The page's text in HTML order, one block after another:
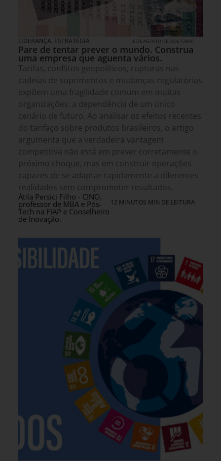
LIDERANÇA, ESTRATÉGIA 6 DE AGOSTO DE 2026 17H00
Pare de tentar prever o mundo. Construa
uma empresa que aguenta vários.
Tarifas, conflitos geopolíticos, rupturas nas
cadeias de suprimentos e mudanças regulatórias
expõem uma fragilidade comum em muitas
organizações: a dependência de um único
cenário de futuro. Ao analisar os efeitos recentes
do tarifaço sobre produtos brasileiros, o artigo
argumenta que a verdadeira vantagem
competitiva não está em prever corretamente o
próximo choque, mas em construir operações
capazes de se adaptar rapidamente a diferentes
realidades sem comprometer resultados.
Átila Persici Filho - CINO,
professor de MBA e Pós-
Tech na FIAP e Conselheiro
de Inovação.
12 MINUTOS MIN DE LEITURA